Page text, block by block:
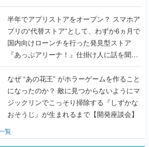
うこだわりをプロデューサーに聞いた
半年でアプリストアをオープン？ スマホア
プリの“代替ストア”として、わずか6ヵ月で
国内向けローンチを行った発見型ストア
『あっぷアリーナ！』仕掛け人に話を聞い
てみた
なぜ “あの花王” がホラーゲームを作ること
になったのか？ 敵に見つからないようにマ
ジックリンでこっそり掃除する『しずかな
おそうじ』が生まれるまで【開発座談会】
覧